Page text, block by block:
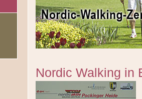
Nordic Walking in